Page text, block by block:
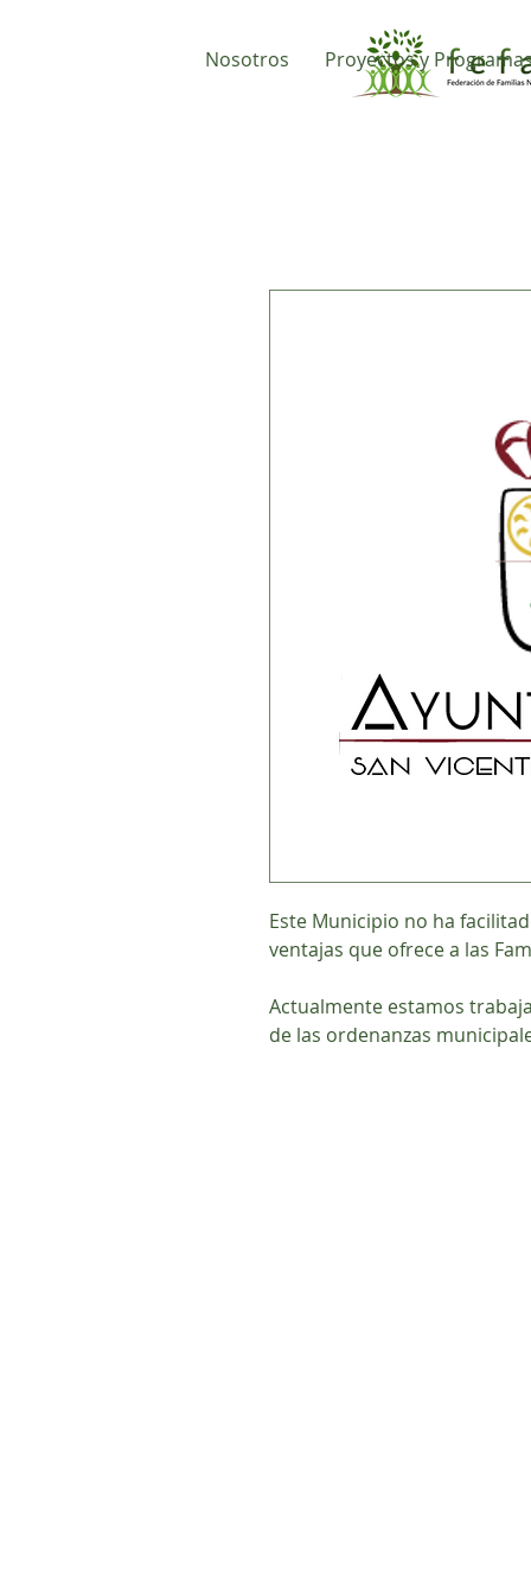
Nosotros Proyectos y
Este Municipio no ha
ventajas que ofrece a las
Actualmente estamos
de las ordenanzas